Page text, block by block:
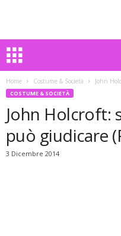
Home Costume & Società John
COSTUME & SOCIETÀ
John Holcroft:
può giudicare
3 Dicembre 2014